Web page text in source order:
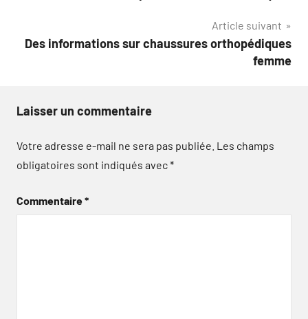
Article suivant
Des informations sur chaussures orthopédiques
femme
Laisser un commentaire
Votre adresse e-mail ne sera pas publiée. Les champs
obligatoires sont indiqués avec*
Commentaire*